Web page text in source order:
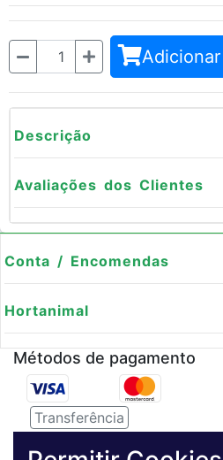
Quantidade
Descrição
Avaliações dos Clientes
Conta / Encomendas
Hortanimal
Métodos de pagamento
Transferência